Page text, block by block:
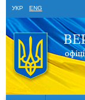
УКР ENG